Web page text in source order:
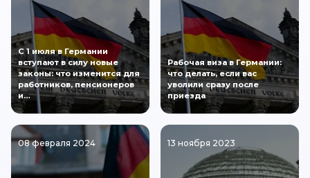
С 1 июля в Германии
вступают в силу новые
законы: что изменится для
работников, пенсионеров
и…
Рабочая виза в Германии:
что делать, если вас
уволили сразу после
приезда
08 февраля 2024 13 ноября 2023